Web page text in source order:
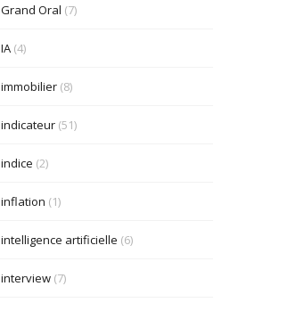
Grand Oral (7)
IA(4)
immobilier(8)
indicateur(51)
indice (2)
inflation (1)
intelligence artificielle (6)
interview(7)